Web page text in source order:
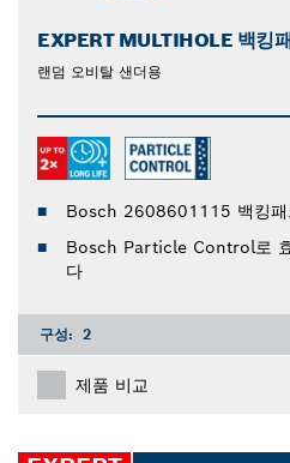
EXPERT MULTIHOLE 백킹
랜덤 오비탈 샌더용
Bosch 2608601115 백킹패
Bosch Particle Control로
다
구성: 2
제품 비교